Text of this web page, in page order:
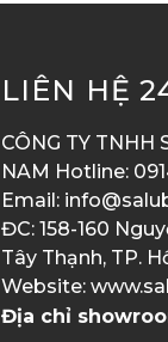
LIÊN HỆ
CÔNG TY TNHH
NAM Hotline:
Email:
ĐC: 158-160
Tây Thạnh, TP.
Website:
Địa chỉ